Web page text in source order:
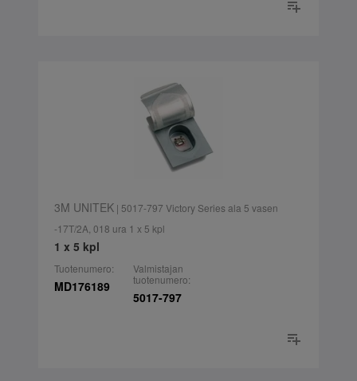
3M UNITEK| 5017-797 Victory Series ala 5 vasen
-17T/2A, 018 ura 1 x 5 kpl
1 x 5 kpl
Tuotenumero:
MD176189
Valmistajan
tuotenumero:
5017-797